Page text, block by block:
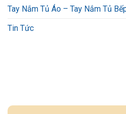
Tay Nắm Tủ Áo – Tay Nắm Tủ
Tin Tức